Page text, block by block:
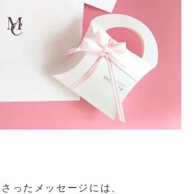
ったメッセージには、